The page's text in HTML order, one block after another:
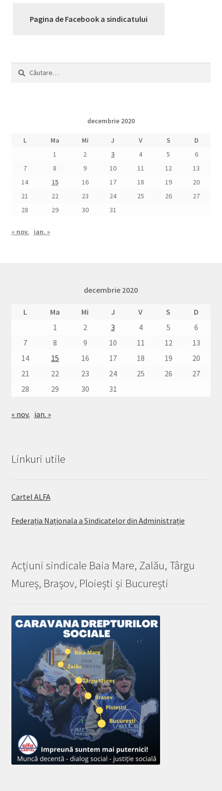
Pagina de Facebook a sindicatului
Caută
după:
decembrie 2020
L Ma Mi J V S
D
1
2 3 4 5
6
7
8 9 10 11 12
13
14
15 16 17 18 19
20
21
22 23 24 25 26
27
28
29 30 31
« nov. ian. »
decembrie 2020
L Ma Mi J V S
D
1
2 3 4 5
6
7
8 9 10 11 12
13
14
15 16 17 18 19
20
21
22 23 24 25 26
27
28
29 30 31
« nov. ian. »
Linkuri utile
Cartel ALFA
Federația Naționala a Sindicatelor din Administrație
Acțiuni sindicale Baia Mare, Zalău, Târgu
Mureș, Brașov, Ploiești și București